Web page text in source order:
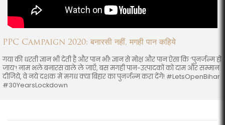
PPC Campaign 2020: बनारसी नहीं, मगही पान कहिये
गया की धरती ज्ञान भी देती है और पान भी! ज्ञान से मोक्ष और पान ऐसा कि ‘पुनर्जन्म हो
जाय’! नाम भले बनारस वाले ले जाएँ, बस मगही पान-उत्पादकों को दाम और सम्मान
दीजिये, वे नये दशक में मगध क्या बिहार का पुनर्जन्म करा देंगे! #LetsOpenBihar
#30YearsLockdown